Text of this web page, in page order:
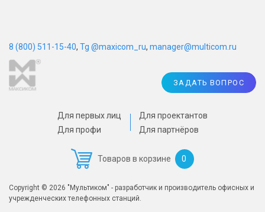
Для первых лиц
Для профи
Для проектантов
Для партнёров
Товаров в корзине 0
ЗАДАТЬ ВОПРОС
Copyright © 2026 "Мультиком" - разработчик и производитель офисных и
учрежденческих телефонных станций.
8 (800) 511-15-40, Tg @maxicom_ru, manager@multicom.ru